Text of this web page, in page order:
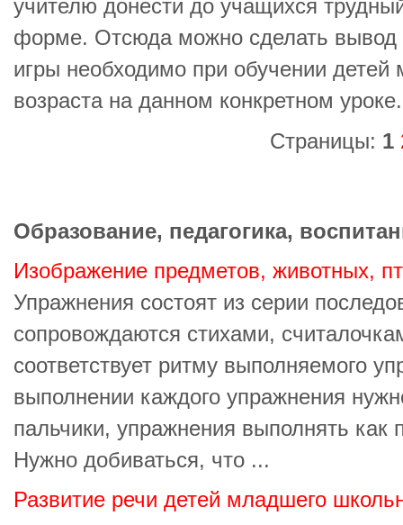
учителю донести до учащихся
форме. Отсюда можно сделать вывод
игры необходимо при обучении
возраста на данном конкретном уроке.
Страницы: 1
Образование, педагогика,
Изображение предметов, животных,
Упражнения состоят из серии
сопровождаются стихами,
соответствует ритму выполняемого
выполнении каждого упражнения
пальчики, упражнения выполнять как
Нужно добиваться, что ...
Развитие речи детей младшего